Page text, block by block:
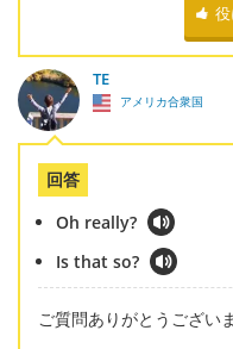
TE
アメリカ合衆国
回答
Oh really?
Is that so?
ご質問ありがとうございま